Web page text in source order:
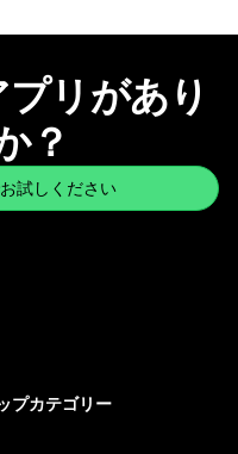
リがあり
？
試しください
プカテゴリー